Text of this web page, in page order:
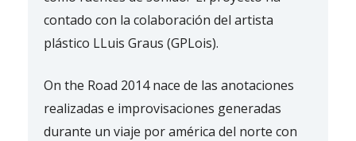
contado con la colaboración del artista
plástico LLuis Graus (GPLois).
On the Road 2014 nace de las anotaciones
realizadas e improvisaciones generadas
durante un viaje por américa del norte con